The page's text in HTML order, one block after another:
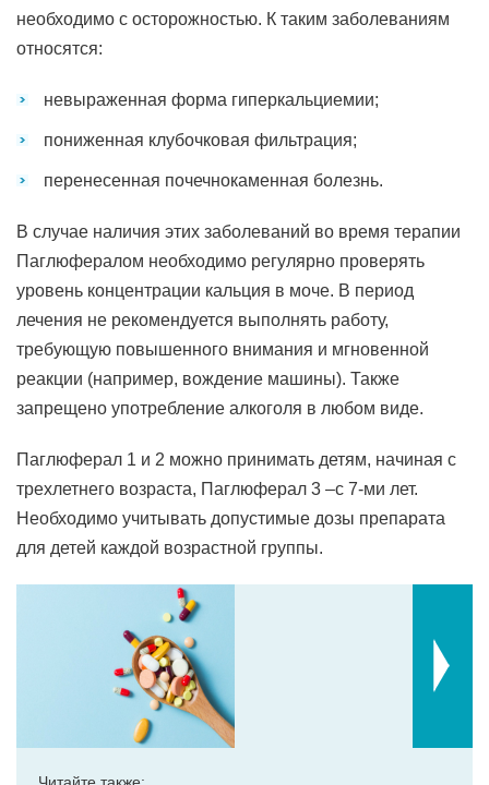
необходимо с осторожностью. К таким заболеваниям
относятся:
невыраженная форма гиперкальциемии;
пониженная клубочковая фильтрация;
перенесенная почечнокаменная болезнь.
В случае наличия этих заболеваний во время терапии
Паглюфералом необходимо регулярно проверять
уровень концентрации кальция в моче. В период
лечения не рекомендуется выполнять работу,
требующую повышенного внимания и мгновенной
реакции (например, вождение машины). Также
запрещено употребление алкоголя в любом виде.
Паглюферал 1 и 2 можно принимать детям, начиная с
трехлетнего возраста, Паглюферал 3 –с 7-ми лет.
Необходимо учитывать допустимые дозы препарата
для детей каждой возрастной группы.